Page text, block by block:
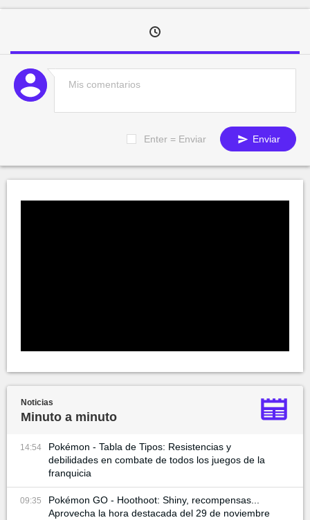
Enter = Enviar Enviar
Noticias
Minuto a minuto
14:54
Pokémon - Tabla de Tipos: Resistencias y
debilidades en combate de todos los juegos de la
franquicia
09:35
Pokémon GO - Hoothoot: Shiny, recompensas...
Aprovecha la hora destacada del 29 de noviembre